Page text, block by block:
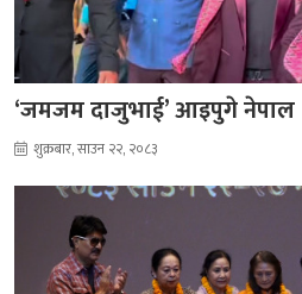
‘जमजम दाजुभाई’ आइपुगे नेपाल
शुक्रबार, साउन २२, २०८३